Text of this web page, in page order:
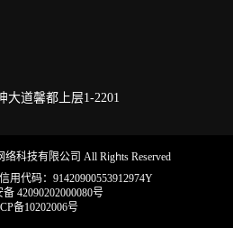
大道馨都上层1-2201
科技有限公司 All Rights Reserved
用代码：91420900553912974Y
42090202000080号
备10202006号